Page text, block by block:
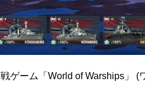
ゲーム「World of Warships」 (